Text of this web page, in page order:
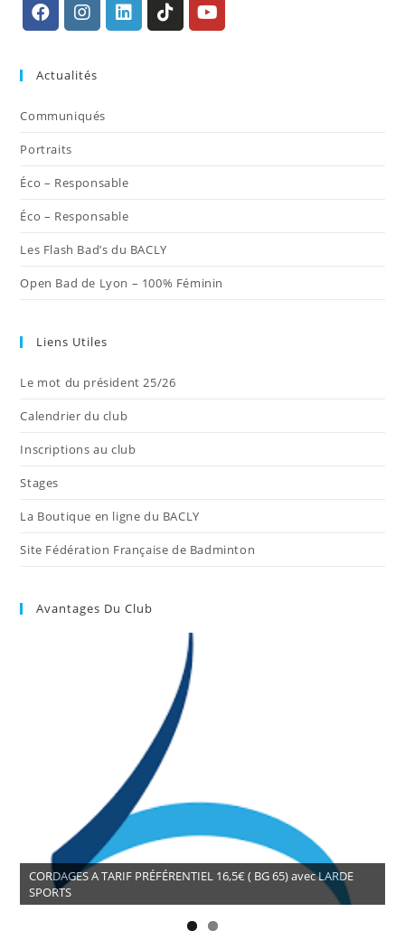
un
nouvel
nouvel
Actualités
Communiqués
Portraits
Éco – Responsable
Éco – Responsable
Les Flash Bad’s du BACLY
Open Bad de Lyon – 100% Féminin
Liens Utiles
Le mot du président 25/26
Calendrier du club
Inscriptions au club
Stages
La Boutique en ligne du BACLY
Site Fédération Française de Badminton
Avantages Du Club
CORDAGES A TARIF PRÉFÉRENTIEL 16,5€ ( BG 65) avec LARDE
SPORTS